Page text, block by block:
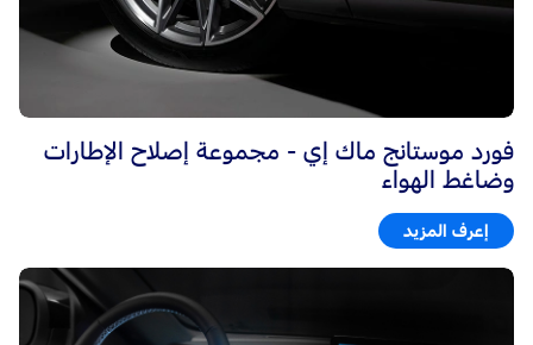
فورد موستانج ماك إي - مجموعة إصلاح الإطارات
وضاغط الهواء
إعرف المزيد